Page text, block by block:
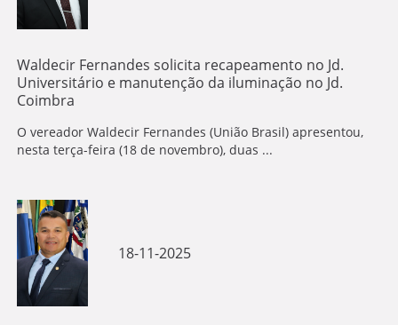
Waldecir Fernandes solicita recapeamento no Jd.
Universitário e manutenção da iluminação no Jd.
Coimbra
O vereador Waldecir Fernandes (União Brasil) apresentou,
nesta terça-feira (18 de novembro), duas ...
18-11-2025